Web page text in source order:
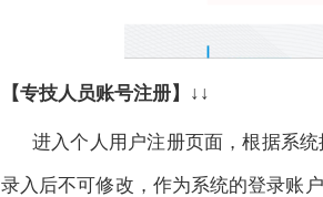
【专技人员账号注册】↓↓
进入个人用户注册页面，根据系
录入后不可修改，作为系统的登录账